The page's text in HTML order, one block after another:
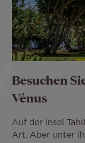
Besuchen
Vénus
Auf der Insel
Art. Aber unter